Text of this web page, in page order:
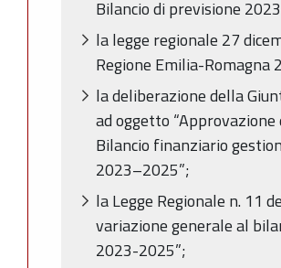
Bilancio di previsione
la legge regionale 27
Regione Emilia-Romagna
la deliberazione della
ad oggetto
Bilancio finanziario
2023–2025”;
la Legge Regionale n. 11
variazione generale al
2023-2025”;